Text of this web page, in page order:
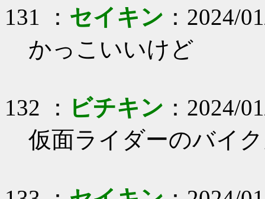
131 ： セイキン ：2024/
かっこいいけど
132 ： ビチキン ：2024/
仮面ライダーのバイ